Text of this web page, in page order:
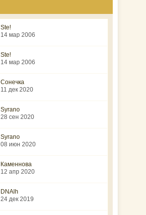
Ste!
14 мар 2006
Ste!
14 мар 2006
Сонечка
11 дек 2020
Syrano
28 сен 2020
Syrano
08 июн 2020
Каменнова
12 апр 2020
DNAlh
24 дек 2019